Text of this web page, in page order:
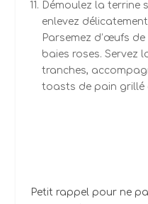
Démoulez la terrine
enlevez
Parsemez d’œufs
baies roses. Servez
tranches,
toasts de pain grillé
Petit rappel pour ne